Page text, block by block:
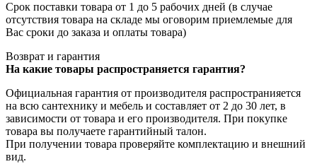
Срок поставки товара от 1 до 5 рабочих дней (в случае
отсутствия товара на складе мы оговорим приемлемые для
Вас сроки до заказа и оплаты товара)
Возврат и гарантия
На какие товары распространяется гарантия?
Официальная гарантия от производителя распространияется
на всю сантехнику и мебель и составляет от 2 до 30 лет, в
зависимости от товара и его производителя. При покупке
товара вы получаете гарантийный талон.
При получении товара проверяйте комплектацию и внешний
вид.